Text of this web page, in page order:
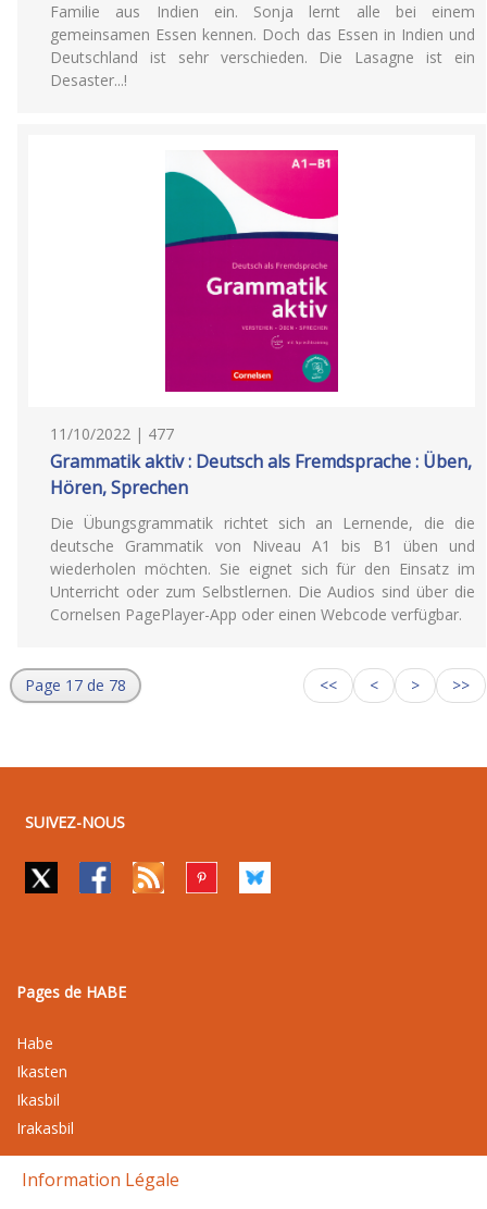
Familie aus Indien ein. Sonja lernt alle bei einem
gemeinsamen Essen kennen. Doch das Essen in Indien und
Deutschland ist sehr verschieden. Die Lasagne ist ein
Desaster...!
11/10/2022 | 477
Grammatik aktiv : Deutsch als Fremdsprache : Üben,
Hören, Sprechen
Die Übungsgrammatik richtet sich an Lernende, die die
deutsche Grammatik von Niveau A1 bis B1 üben und
wiederholen möchten. Sie eignet sich für den Einsatz im
Unterricht oder zum Selbstlernen. Die Audios sind über die
Cornelsen PagePlayer-App oder einen Webcode verfügbar.
Page 17 de 78 << < > >>
SUIVEZ-NOUS
Pages de HABE
Habe
Ikasten
Ikasbil
Irakasbil
Information Légale